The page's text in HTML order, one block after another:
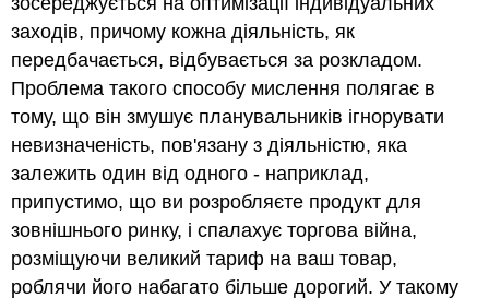
заходів, причому кожна діяльність, як
передбачається, відбувається за розкладом.
Проблема такого способу мислення полягає в
тому, що він змушує планувальників ігнорувати
невизначеність, пов'язану з діяльністю, яка
залежить один від одного - наприклад,
припустимо, що ви розробляєте продукт для
зовнішнього ринку, і спалахує торгова війна,
розміщуючи великий тариф на ваш товар,
роблячи його набагато більше дорогий. У такому